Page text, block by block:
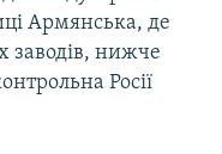
Армянська, де
заводів, нижче
Росії